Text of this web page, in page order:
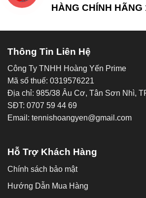
HÀNG CHÍNH HÃNG
Thông Tin Liên Hệ
Công Ty TNHH Hoàng Yến Prime
Mã số thuế: 0319576221
Địa chỉ: 985/38 Âu Cơ, Tân Sơn Nhì,
SĐT: 0707 59 44 69
Email: tennishoangyen@gmail.com
Hỗ Trợ Khách Hàng
Chính sách bảo mật
Hướng Dẫn Mua Hàng